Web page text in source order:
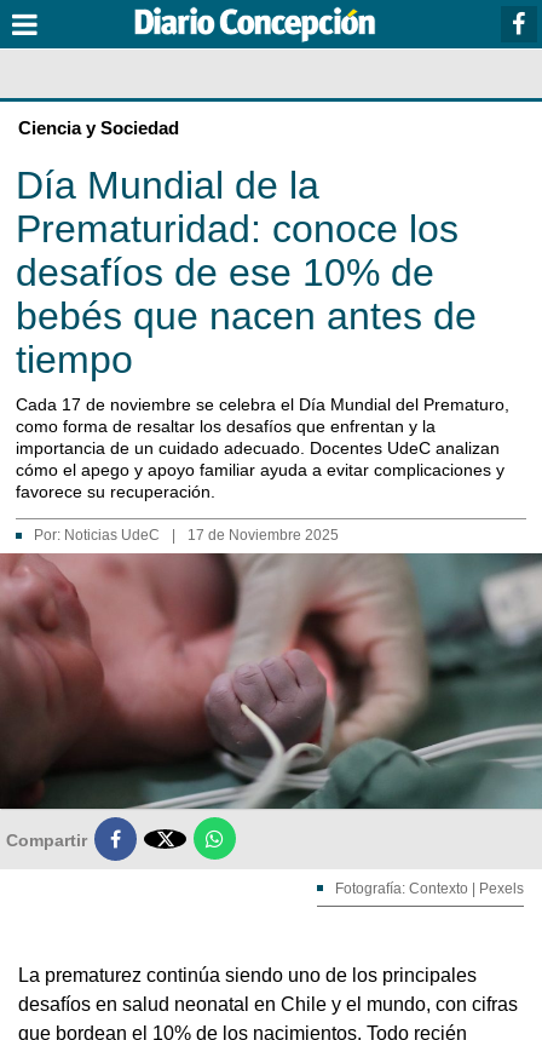
Ciencia y Sociedad
Día Mundial de la
Prematuridad: conoce los
desafíos de ese 10% de
bebés que nacen antes de
tiempo
Cada 17 de noviembre se celebra el Día Mundial del Prematuro,
como forma de resaltar los desafíos que enfrentan y la
importancia de un cuidado adecuado. Docentes UdeC analizan
cómo el apego y apoyo familiar ayuda a evitar complicaciones y
favorece su recuperación.
Por: Noticias UdeC 17 de Noviembre 2025
Compartir 
Fotografía: Contexto | Pexels
La prematurez continúa siendo uno de los principales
desafíos en salud neonatal en Chile y el mundo, con cifras
que bordean el 10% de los nacimientos. Todo recién